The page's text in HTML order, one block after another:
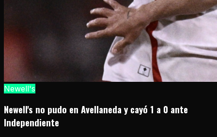
Newell's
Newell's no pudo en Avellaneda y cayó 1 a 0 ante
Independiente